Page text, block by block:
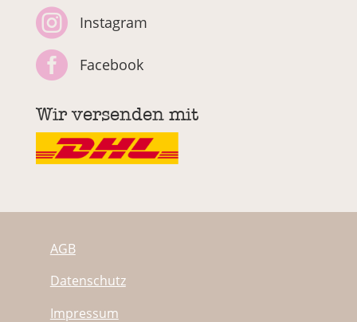
 Instagram
 Facebook
Wir versenden mit
AGB
Datenschutz
Impressum